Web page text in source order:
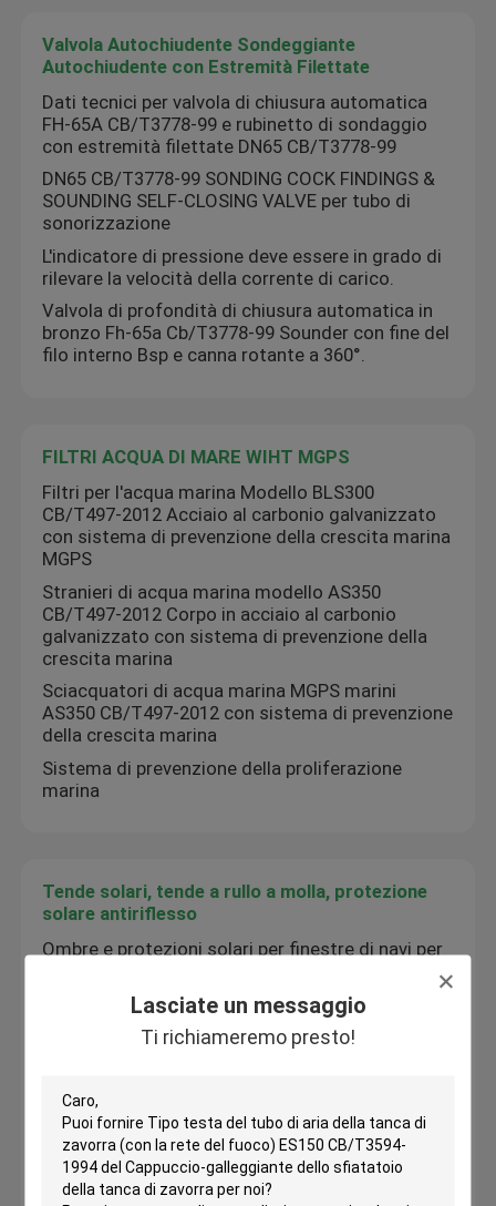
Lasciate un messaggio
Ti richiameremo presto!
Valvola Autochiudente Sondeggiante
Autochiudente con Estremità Filettate
Dati tecnici per valvola di chiusura automatica
FH-65A CB/T3778-99 e rubinetto di sondaggio
con estremità filettate DN65 CB/T3778-99
DN65 CB/T3778-99 SONDING COCK FINDINGS &
SOUNDING SELF-CLOSING VALVE per tubo di
sonorizzazione
L'indicatore di pressione deve essere in grado di
rilevare la velocità della corrente di carico.
Valvola di profondità di chiusura automatica in
bronzo Fh-65a Cb/T3778-99 Sounder con fine del
filo interno Bsp e canna rotante a 360°.
FILTRI ACQUA DI MARE WIHT MGPS
Filtri per l'acqua marina Modello BLS300
CB/T497-2012 Acciaio al carbonio galvanizzato
con sistema di prevenzione della crescita marina
MGPS
Stranieri di acqua marina modello AS350
CB/T497-2012 Corpo in acciaio al carbonio
galvanizzato con sistema di prevenzione della
crescita marina
Sciacquatori di acqua marina MGPS marini
AS350 CB/T497-2012 con sistema di prevenzione
della crescita marina
Sistema di prevenzione della proliferazione
marina
Tende solari, tende a rullo a molla, protezione
solare antiriflesso
Ombre e protezioni solari per finestre di navi per
navi Materiale di telaio di alluminio-legatura Film
colore oro, argento, grigio, bronzo
Filtri solari antiriflesso marini per finestre
Materiale del telaio Pellicole in lega di allume
Tende e ombre solari per le finestre delle navi per
le navi Materiale di telaio film in alluminio-legato
colore oro, argento, grigio, bronzo
Tende solari e tende solari marine per aree